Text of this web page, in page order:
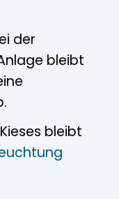
der
bleibt
bleibt